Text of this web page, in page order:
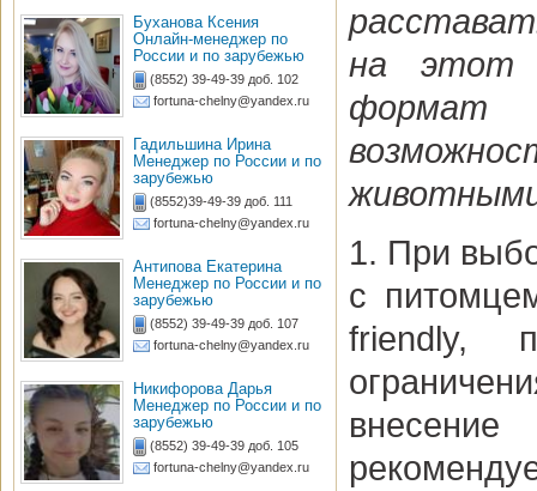
Буханова Ксения
Онлайн-менеджер по
России и по зарубежью
(8552) 39-49-39 доб. 102
fortuna-chelny@yandex.ru
Гадильшина Ирина
Менеджер по России и по
зарубежью
(8552)39-49-39 доб. 111
fortuna-chelny@yandex.ru
Антипова Екатерина
Менеджер по России и по
зарубежью
(8552) 39-49-39 доб. 107
fortuna-chelny@yandex.ru
Никифорова Дарья
Менеджер по России и по
зарубежью
(8552) 39-49-39 доб. 105
fortuna-chelny@yandex.ru
на этот
формат
1. При
с
friendly,